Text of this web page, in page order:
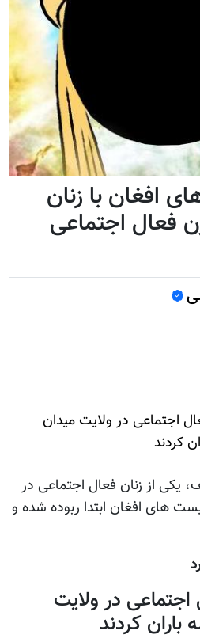
افغان با زنان
فعال اجتماعی
اجتماعی در ولایت میدان
کردند
یکی از زنان فعال اجتماعی در
های افغان ابتدا ربوده شده و
در ولایت
باران کردند